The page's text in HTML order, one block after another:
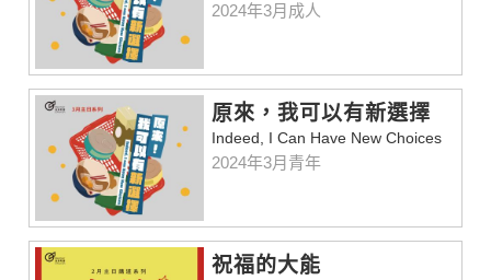
2024年3月成人
原來，我可以有新選擇
Indeed, I Can Have New Choices
2024年3月青年
祝福的大能